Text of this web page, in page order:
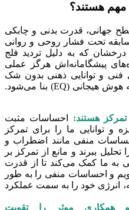
هستند؟
جهانی، قدرت بدنی و چابکی
تحت فشار روحی و روانی
که به دلیل تردید فلج
پیشگامانه‌اش هرگز عملی
و توانایی ذهنی بدون شک
مهم هستند، موفقیت واقعی بر پایه هوش هیجانی (EQ) بنا می‌شود.
هستند: احساسات مثبت
و توانایی ما را برای تمرکز
منفی مانند اضطراب و
تحلیل ببرند و مانع از تمرکز بر
به ما کمک می‌کند تا از قدرت
و احساسات منفی را به طور
انرژی خود را به سمت عملکرد
همکاری موثر را تقویت